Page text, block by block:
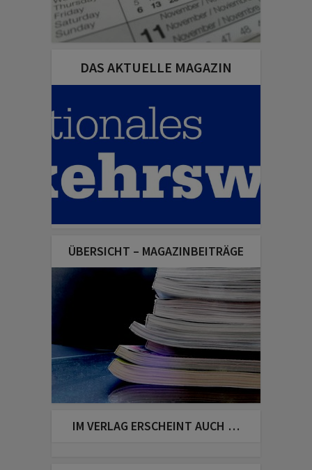
DAS AKTUELLE MAGAZIN
ÜBERSICHT – MAGAZINBEITRÄGE
IM VERLAG ERSCHEINT AUCH …